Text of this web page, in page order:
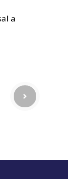
a